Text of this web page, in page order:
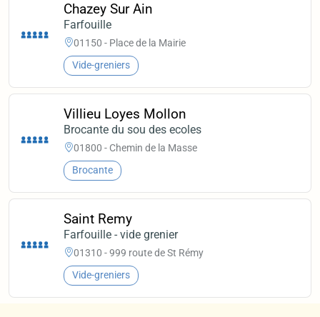
Chazey Sur Ain
Farfouille
01150 - Place de la Mairie
Vide-greniers
Villieu Loyes Mollon
Brocante du sou des ecoles
01800 - Chemin de la Masse
Brocante
Saint Remy
Farfouille - vide grenier
01310 - 999 route de St Rémy
Vide-greniers